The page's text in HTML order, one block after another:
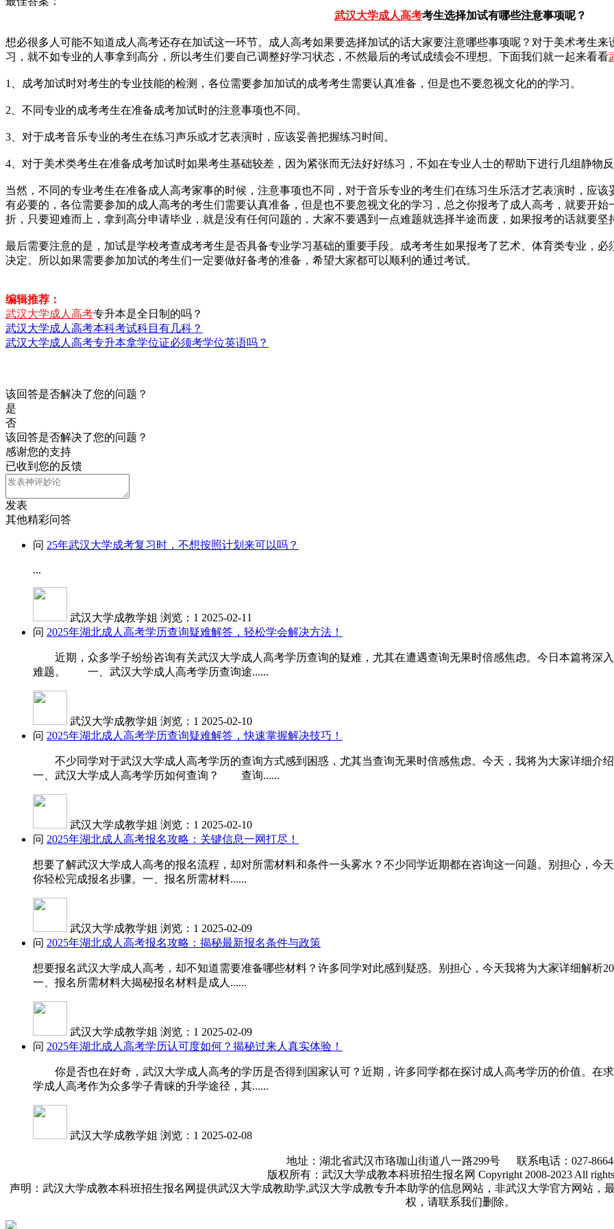
武汉大学成人高考考生选择加试有哪些注意事项呢？
想必很多人可能不知道成人高考还存在加试这一环节。成人高考如果要选择加试的话大家要注意哪些事项呢？对于美术考生
习，就不如专业的人事拿到高分，所以考生们要自己调整好学习状态，不然最后的考试成绩会不理想。下面我们就一起来看看
1、成考加试时对考生的专业技能的检测，各位需要参加加试的成考考生需要认真准备，但是也不要忽视文化的的学习。
2、不同专业的成考考生在准备成考加试时的注意事项也不同。
3、对于成考音乐专业的考生在练习声乐或才艺表演时，应该妥善把握练习时间。
4、对于美术类考生在准备成考加试时如果考生基础较差，因为紧张而无法好好练习，不如在专业人士的帮助下进行几组静物
当然，不同的专业考生在准备成人高考家事的时候，注意事项也不同，对于音乐专业的考生们在练习生乐活才艺表演时，应
有必要的，各位需要参加的成人高考的考生们需要认真准备，但是也不要忽视文化的学习，总之你报考了成人高考，就要开
折，只要迎难而上，拿到高分申请毕业，就是没有任何问题的，大家不要遇到一点难题就选择半途而废，如果报考的话就要
最后需要注意的是，加试是学校考查成考考生是否具备专业学习基础的重要手段。成考考生如果报考了艺术、体育类专业，
决定。所以如果需要参加加试的考生们一定要做好备考的准备，希望大家都可以顺利的通过考试。
编辑推荐：
武汉大学成人高考专升本是全日制的吗？
武汉大学成人高考本科考试科目有几科？
武汉大学成人高考专升本拿学位证必须考学位英语吗？
该回答是否解决了您的问题？
是
否
该回答是否解决了您的问题？
感谢您的支持
已收到您的反馈
发表
其他精彩问答
问 25年武汉大学成考复习时，不想按照计划来可以吗？
...
武汉大学成教学姐 浏览：1 2025-02-11
问 2025年湖北成人高考学历查询疑难解答，轻松学会解决方法！
近期，众多学子纷纷咨询有关武汉大学成人高考学历查询的疑难，尤其在遭遇查询无果时倍感焦虑。今日本篇将深
难题。 一、武汉大学成人高考学历查询途......
武汉大学成教学姐 浏览：1 2025-02-10
问 2025年湖北成人高考学历查询疑难解答，快速掌握解决技巧！
不少同学对于武汉大学成人高考学历的查询方式感到困惑，尤其当查询无果时倍感焦虑。今天，我将为大家详细
一、武汉大学成人高考学历如何查询？ 查询......
武汉大学成教学姐 浏览：1 2025-02-10
问 2025年湖北成人高考报名攻略：关键信息一网打尽！
想要了解武汉大学成人高考的报名流程，却对所需材料和条件一头雾水？不少同学近期都在咨询这一问题。别担心，今
你轻松完成报名步骤。一、报名所需材料......
武汉大学成教学姐 浏览：1 2025-02-09
问 2025年湖北成人高考报名攻略：揭秘最新报名条件与政策
想要报名武汉大学成人高考，却不知道需要准备哪些材料？许多同学对此感到疑惑。别担心，今天我将为大家详细解析
一、报名所需材料大揭秘报名材料是成人......
武汉大学成教学姐 浏览：1 2025-02-09
问 2025年湖北成人高考学历认可度如何？揭秘过来人真实体验！
你是否也在好奇，武汉大学成人高考的学历是否得到国家认可？近期，许多同学都在探讨成人高考学历的价值。在
学成人高考作为众多学子青睐的升学途径，其......
武汉大学成教学姐 浏览：1 2025-02-08
地址：湖北省武汉市珞珈山街道八一路299号 联系电话：027-
版权所有：武汉大学成教本科班招生报名网 Copyright 2008-2023 All rights
声明：武汉大学成教本科班招生报名网提供武汉大学成教助学,武汉大学成教专升本助学的信息网站，非武汉大学官方网站，
权，请联系我们删除。